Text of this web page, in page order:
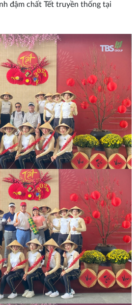
đậm chất Tết truyền thống tại